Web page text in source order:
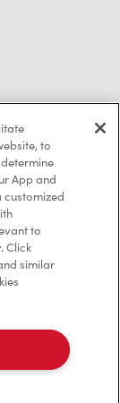
to
App and
customized
to
Click
similar